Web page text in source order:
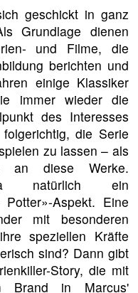
geschickt in ganz
Grundlage dienen
und Filme, die
berichten und
einige Klassiker
immer wieder die
des Interesses
die Serie
zu lassen – als
an diese Werke.
natürlich ein
Aspekt. Eine
mit besonderen
speziellen Kräfte
sind? Dann gibt
Story, die mit
Brand in Marcus'